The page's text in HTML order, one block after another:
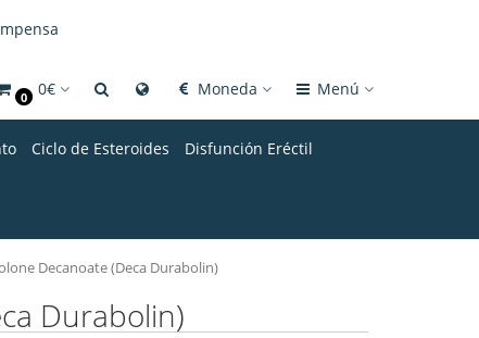
0 0€ Moneda Menú
Ciclo de Esteroides Disfunción Eréctil
Decanoate (Deca Durabolin)
Durabolin)